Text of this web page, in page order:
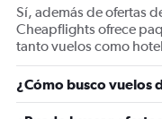
Sí, además de ofertas
Cheapflights ofrece
tanto vuelos como
¿Cómo busco vuelos